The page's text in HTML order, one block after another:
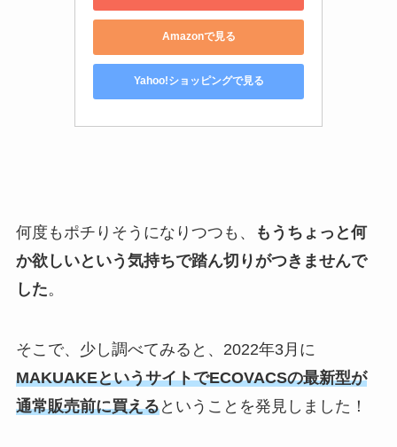
Amazonで見る
Yahoo!ショッピングで見る
何度もポチりそうになりつつも、
もうちょっと何
か欲しいという気持ちで踏ん切りがつきませんで
した。
そこで、少し調べてみると、2022年3月に
MAKUAKEというサイトでECOVACSの最新型が
通常販売前に買えるということを発見しました！